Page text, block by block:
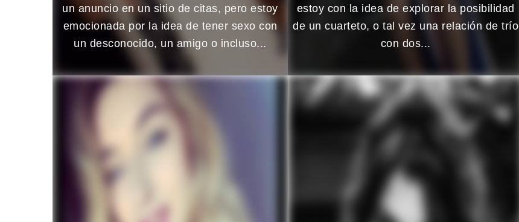
un anuncio en un sitio de citas, pero estoy
emocionada por la idea de tener sexo con
un desconocido, un amigo o incluso...
estoy con la idea de explorar la posibilidad
de un cuarteto, o tal vez una relación de trío
con dos...